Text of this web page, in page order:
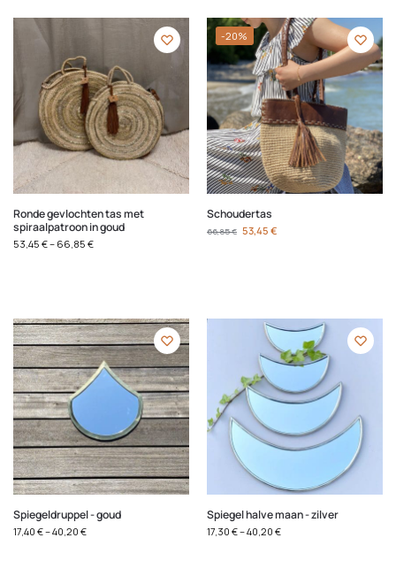
Ronde gevlochten tas met
spiraalpatroon in goud
53,45 €– 66,85 €
-20%
Schoudertas
66,85€ 53,45 €
Spiegeldruppel - goud
17,40 €–40,20 €
Spiegel halve maan - zilver
17,30 €–40,20 €